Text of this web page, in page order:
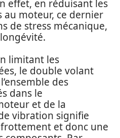
effet, en réduisant les
moteur, ce dernier
de stress mécanique,
limitant les
le double volant
des
dans le
et de la
vibration signifie
et donc une